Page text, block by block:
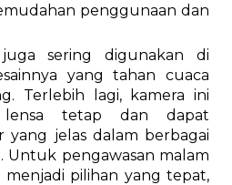
penggunaan dan
sering digunakan di
yang tahan cuaca
Terlebih lagi, kamera ini
lensa tetap dan dapat
yang jelas dalam berbagai
Untuk pengawasan malam
menjadi pilihan yang tepat,